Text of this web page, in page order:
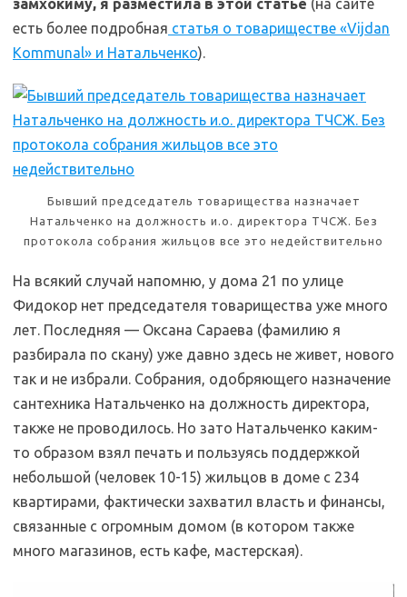
замхокиму, я разместила в этой статье (на сайте
есть более подробная статья о товариществе «Vijdan
Kommunal» и Натальченко).
Бывший председатель товарищества назначает
Натальченко на должность и.о. директора ТЧСЖ. Без
протокола собрания жильцов все это недействительно
На всякий случай напомню, у дома 21 по улице
Фидокор нет председателя товарищества уже много
лет. Последняя — Оксана Сараева (фамилию я
разбирала по скану) уже давно здесь не живет, нового
так и не избрали. Собрания, одобряющего назначение
сантехника Натальченко на должность директора,
также не проводилось. Но зато Натальченко каким-
то образом взял печать и пользуясь поддержкой
небольшой (человек 10-15) жильцов в доме с 234
квартирами, фактически захватил власть и финансы,
связанные с огромным домом (в котором также
много магазинов, есть кафе, мастерская).